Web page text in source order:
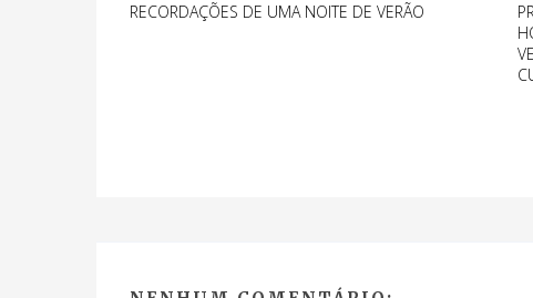
RECORDAÇÕES DE UMA NOITE DE VERÃO